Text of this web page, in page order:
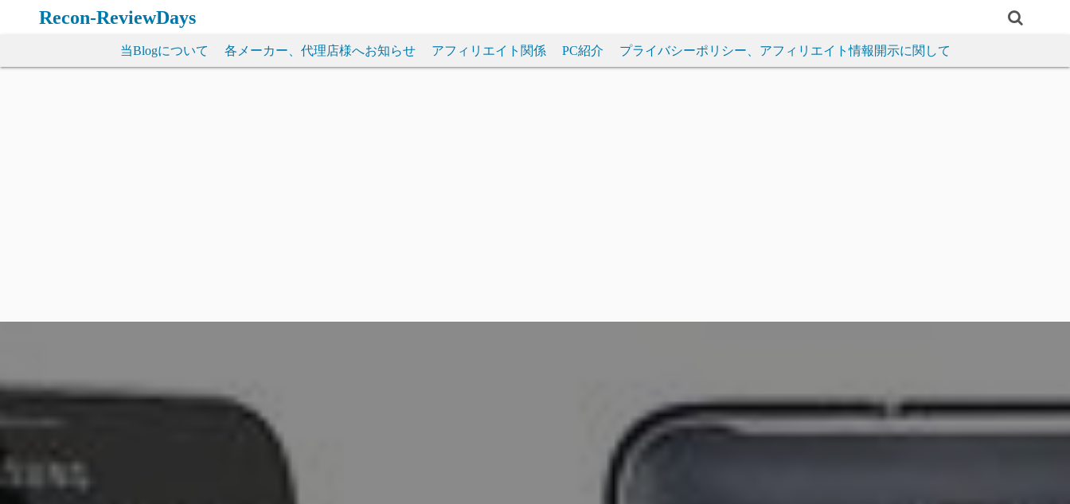
ン
Recon-ReviewDays
当Blogについて 各メーカー、代理店様へお知らせ アフィリエイト関係 PC紹介 プライバシーポリシー、アフィリエイト情報開示に関して